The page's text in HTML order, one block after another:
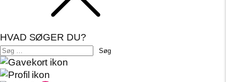
HVAD SØGER DU?
Søg
efter: